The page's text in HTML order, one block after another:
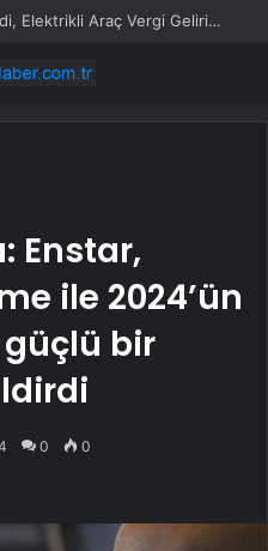
Çin’de Dev Araçlar Yolları Ezdi, Elektrikli Araç Vergi Gelirini Kuruttu
Enstar,
ile 2024’ün
bir
0 0